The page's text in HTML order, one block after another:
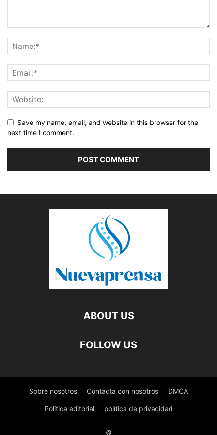
Save my name, email, and website in this browser for the
next time I comment.
ABOUT US
FOLLOW US
Sobre nosotros Contacta con nosotros DMCA
Política editorial política de privacidad
©